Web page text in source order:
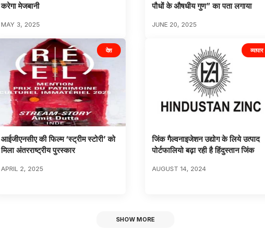
करेगा मेजबानी
MAY 3, 2025
पौधों के औषधीय गुण” का पता लगाया
JUNE 20, 2025
देश
आईजीएनसीए की फिल्म ‘स्ट्रीम स्टोरी’ को
मिला अंतरराष्ट्रीय पुरस्कार
APRIL 2, 2025
व्यापार
जिंक गैल्वनाइजेशन उद्योग के लिये उत्पाद
पोर्टफालियो बढ़ा रही है हिंदुस्तान जिंक
AUGUST 14, 2024
SHOW MORE